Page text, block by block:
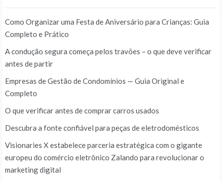
Como Organizar uma Festa de Aniversário para Crianças: Guia
Completo e Prático
A condução segura começa pelos travões – o que deve verificar
antes de partir
Empresas de Gestão de Condomínios — Guia Original e
Completo
O que verificar antes de comprar carros usados
Descubra a fonte confiável para peças de eletrodomésticos
Visionaries X estabelece parceria estratégica com o gigante
europeu do comércio eletrônico Zalando para revolucionar o
marketing digital